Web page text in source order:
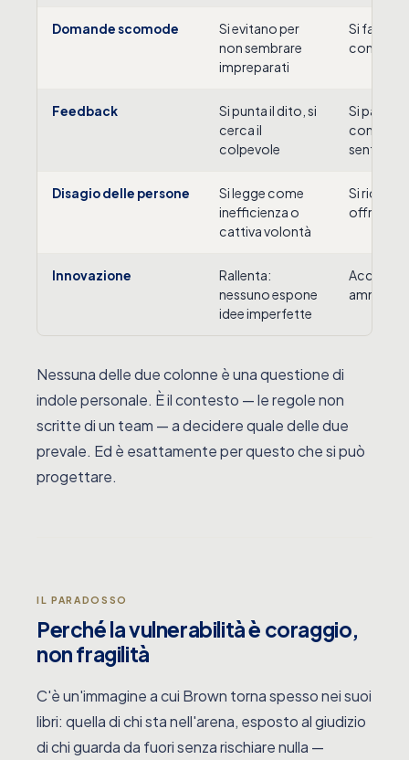
Domande scomode
Si evitano per
non sembrare
impreparati
Si fanno,
come
Feedback
Si punta il dito, si
cerca il
colpevole
Si parla
sentire
Disagio delle persone
Si legge come
inefficienza o
cattiva volontà
Si
offre
Innovazione
Rallenta:
nessuno espone
idee imperfette
Accelera:
ammessa
Nessuna delle due colonne è una questione di
indole personale. È il contesto — le regole non
scritte di un team — a decidere quale delle due
prevale. Ed è esattamente per questo che si può
progettare.
IL PARADOSSO
Perché la vulnerabilità è coraggio,
non fragilità
C'è un'immagine a cui Brown torna spesso nei suoi
libri: quella di chi sta nell'arena, esposto al giudizio
di chi guarda da fuori senza rischiare nulla —